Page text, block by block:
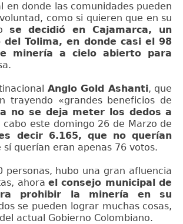
donde las comunidades pueden
como si quieren que en su
se decidió en Cajamarca, un
Tolima, en donde casi el 98
minería a cielo abierto para
Anglo Gold Ashanti, que
«grandes beneficios de
no se deja meter los dedos a
este domingo 26 de Marzo de
decir 6.165, que no querían
querían eran apenas 76 votos.
hubo una gran afluencia
ahora el consejo municipal de
prohibir la minería en su
se pueden lograr muchas cosas,
actual Gobierno Colombiano.